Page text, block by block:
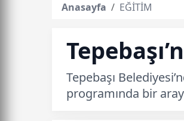
Anasayfa EĞİTİM
Tepebaşı
programında bir